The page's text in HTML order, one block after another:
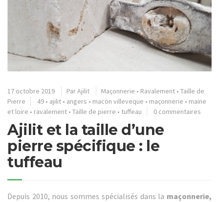
17 octobre 2019 ParAjilit Maçonnerie • Ravalement • Taille de
Pierre
49 • ajilit • angers • macon villeveque • maçonnerie • maine
et loire • ravalement • Taille de pierre • tuffeau 0 commentaires
Ajilit et la taille d’une
pierre spécifique : le
tuffeau
Depuis 2010, nous sommes spécialisés dans la maçonnerie,